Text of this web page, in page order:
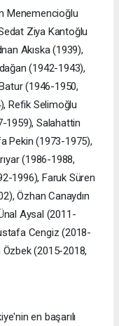
Menemencioğlu
Ziya Kantoğlu
Akıska (1939),
(1942-1943),
(1946-1950,
Refik Selimoğlu
1959), Salahattin
Pekin (1973-1975),
(1986-1988,
1996), Faruk Süren
Özhan Canaydın
Aysal (2011-
Cengiz (2018-
(2015-2018,
en başarılı